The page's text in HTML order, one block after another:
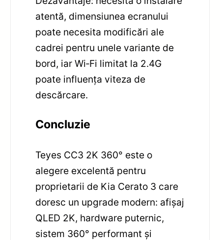
atentă, dimensiunea ecranului
poate necesita modificări ale
cadrei pentru unele variante de
bord, iar Wi‑Fi limitat la 2.4G
poate influența viteza de
descărcare.
Concluzie
Teyes CC3 2K 360° este o
alegere excelentă pentru
proprietarii de Kia Cerato 3 care
doresc un upgrade modern: afișaj
QLED 2K, hardware puternic,
sistem 360° performant și